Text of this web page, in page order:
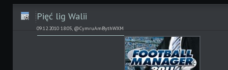
Pięć lig Walii
09.12.2010 18:05, @CymruAmBythWXM